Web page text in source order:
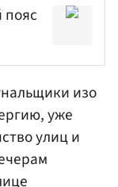
пояс
изо
уже
улиц и